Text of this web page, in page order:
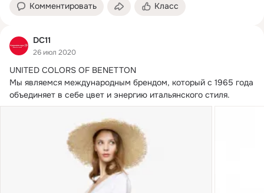
Комментировать Класс
DC11
26 июл 2020
UNITED COLORS OF BENETTON
Мы являемся международным брендом, который с 1965 года
объединяет в себе цвет и энергию итальянского стиля.